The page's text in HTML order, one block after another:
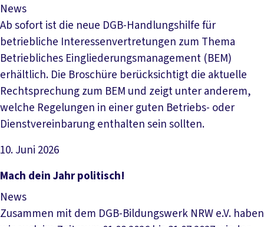
News
Ab sofort ist die neue DGB-Handlungshilfe für
betriebliche Interessenvertretungen zum Thema
Betriebliches Eingliederungsmanagement (BEM)
erhältlich. Die Broschüre berücksichtigt die aktuelle
Rechtsprechung zum BEM und zeigt unter anderem,
welche Regelungen in einer guten Betriebs- oder
Dienstvereinbarung enthalten sein sollten.
10. Juni 2026
Artikel lesen
Mach dein Jahr politisch!
News
Zusammen mit dem DGB-Bildungswerk NRW e.V. haben